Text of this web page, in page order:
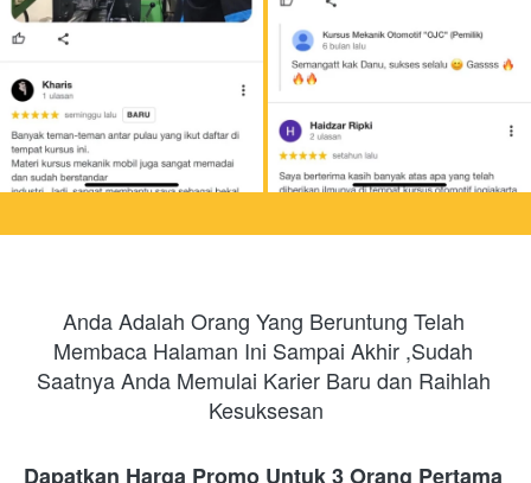
Anda Adalah Orang Yang Beruntung Telah
Membaca Halaman Ini Sampai Akhir ,Sudah
Saatnya Anda Memulai Karier Baru dan Raihlah
Kesuksesan
Dapatkan Harga Promo Untuk 3 Orang Pertama